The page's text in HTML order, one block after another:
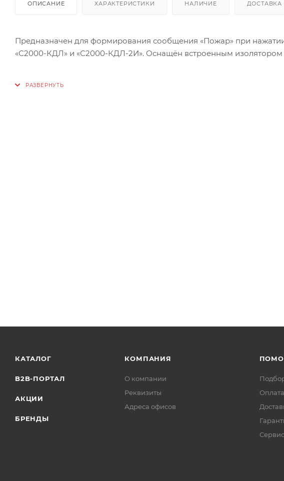
ОПИСАНИЕ ХАРАКТЕРИСТИКИ НАЛИЧИЕ ДОСТАВКА
Предназначен для формирования сообщения «Пожар» при
«С2000-КДЛ» и «С2000-КДЛ-2И». Оснащён встроенным изолятором
КАТАЛОГ
B2B-ПОРТАЛ
АКЦИИ
БРЕНДЫ
КОМПАНИЯ
О компании
Реквизиты
Адреса офисов
Оплата